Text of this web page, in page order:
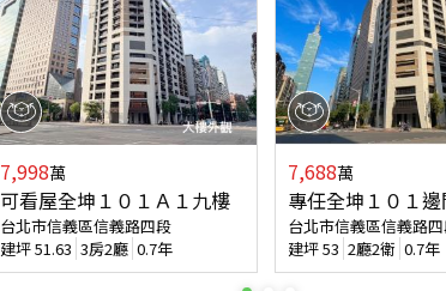
7,998萬
可看屋全坤１０１Ａ１九樓
台北市信義區信義路四段
建坪51.63 3房2廳 0.7年
7,688萬
專任全坤１０１
台北市信義區信義路
建坪53 2廳2衛 0.7年